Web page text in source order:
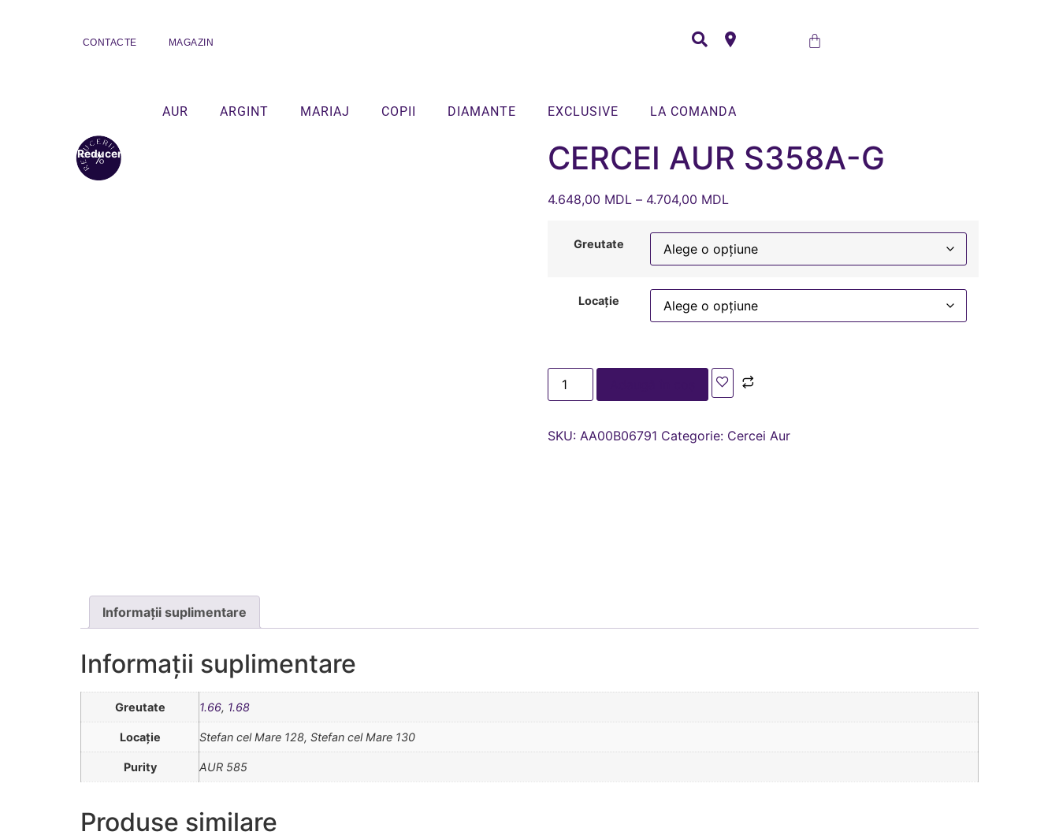
CONTACTE MAGAZIN
AUR ARGINT MARIAJ COPII DIAMANTE EXCLUSIVE LA COMANDA
Reduceri! CERCEI AUR S358A-G
4.648,00 MDL – 4.704,00 MDL
Greutate
Locație
SKU: AA00В06791 Categorie: Cercei Aur
Informații suplimentare
Informații suplimentare
Greutate 1.66, 1.68
Locație Stefan cel Mare 128, Stefan cel Mare 130
Purity AUR 585
Produse similare